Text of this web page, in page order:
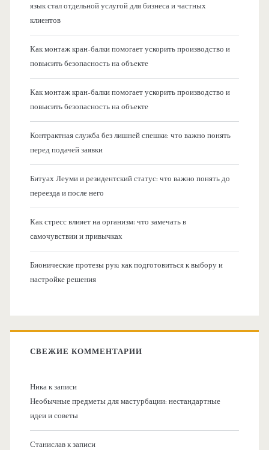
язык стал отдельной услугой для бизнеса и частных
клиентов
Как монтаж кран-балки помогает ускорить производство и
повысить безопасность на объекте
Как монтаж кран-балки помогает ускорить производство и
повысить безопасность на объекте
Контрактная служба без лишней спешки: что важно понять
перед подачей заявки
Битуах Леуми и резидентский статус: что важно понять до
переезда и после него
Как стресс влияет на организм: что замечать в
самочувствии и привычках
Бионические протезы рук: как подготовиться к выбору и
настройке решения
СВЕЖИЕ КОММЕНТАРИИ
Никак записи
Необычные предметы для мастурбации: нестандартные
идеи и советы
Станиславк записи